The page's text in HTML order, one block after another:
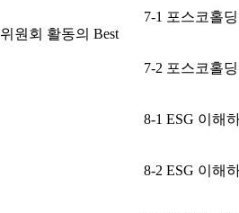
원회 활동의 Best
7-1 포스코홀
7-2 포스코홀
8-1 ESG 이해
8-2 ESG 이해